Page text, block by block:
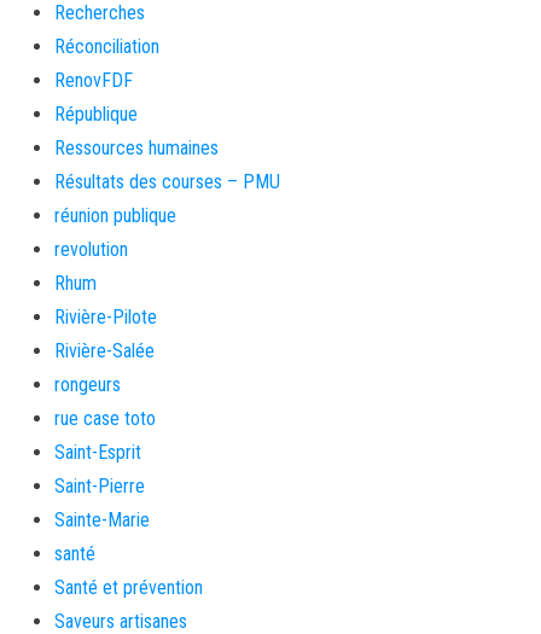
Recherches
Réconciliation
RenovFDF
République
Ressources humaines
Résultats des courses – PMU
réunion publique
revolution
Rhum
Rivière-Pilote
Rivière-Salée
rongeurs
rue case toto
Saint-Esprit
Saint-Pierre
Sainte-Marie
santé
Santé et prévention
Saveurs artisanes